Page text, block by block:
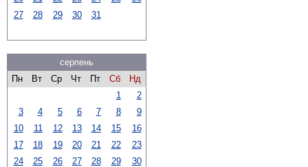
27
28 29 30 31
серпень
Пн
Вт Ср Чт Пт Сб
Нд
1
2
3
4 5 6 7 8
9
10
11 12 13 14 15
16
17
18 19 20 21 22
23
24
25 26 27 28 29
30